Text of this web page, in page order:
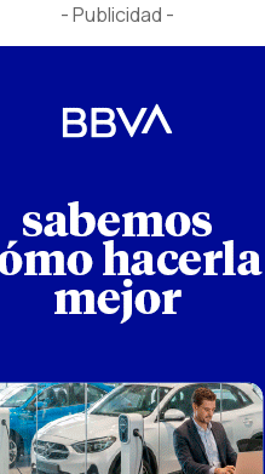
- Publicidad -